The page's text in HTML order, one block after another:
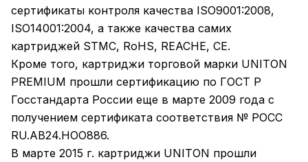
сертификаты контроля качества ISO9001:2008,
ISO14001:2004, а также качества самих
картриджей STMC, RoHS, REACHE, CE.
Кроме того, картриджи торговой марки UNITON
PREMIUM прошли сертификацию по ГОСТ Р
Госстандарта России еще в марте 2009 года с
получением сертификата соответствия № РОСС
RU.AB24.HOO886.
В марте 2015 г. картриджи UNITON прошли